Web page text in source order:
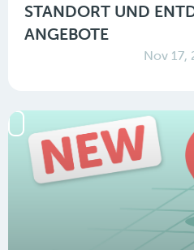
STANDORT UND
ANGEBOTE
Nov 17,